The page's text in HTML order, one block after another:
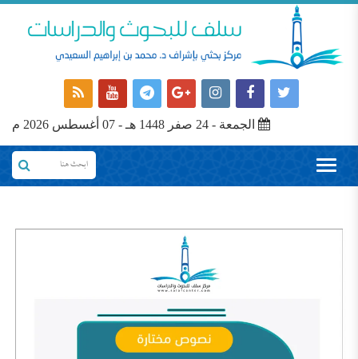
الجمعة - 24 صفر 1448 هـ - 07 أغسطس 2026 م